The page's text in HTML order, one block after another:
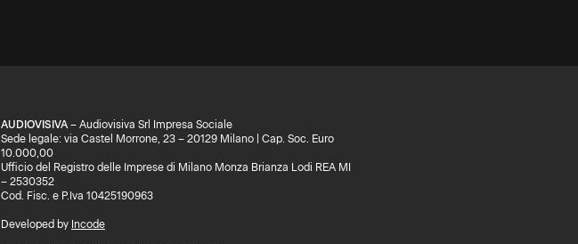
AUDIOVISIVA – Audiovisiva Srl Impresa Sociale
Sede legale: via Castel Morrone, 23 – 20129 Milano | Cap. Soc. Euro
10.000,00
Ufficio del Registro delle Imprese di Milano Monza Brianza Lodi REA MI
– 2530352
Cod. Fisc. e P.Iva 10425190963
Developed by Incode